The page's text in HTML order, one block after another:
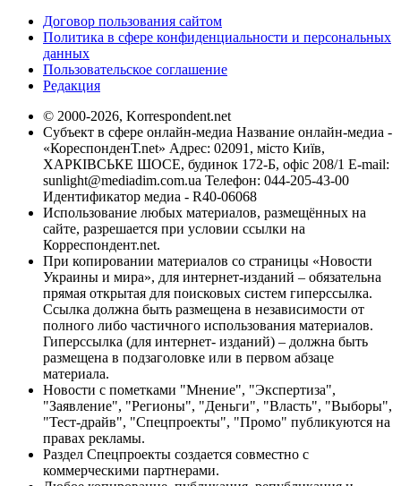
Договор пользования сайтом
Политика в сфере конфиденциальности и персональных
данных
Пользовательское соглашение
Редакция
© 2000-2026, Korrespondent.net
Субъект в сфере онлайн-медиа Название онлайн-медиа -
«КореспонденТ.net» Адрес: 02091, місто Київ,
ХАРКІВСЬКЕ ШОСЕ, будинок 172-Б, офіс 208/1 E-mail:
sunlight@mediadim.com.ua Телефон: 044-205-43-00
Идентификатор медиа - R40-06068
Использование любых материалов, размещённых на
сайте, разрешается при условии ссылки на
Корреспондент.net.
При копировании материалов со страницы «Новости
Украины и мира», для интернет-изданий – обязательна
прямая открытая для поисковых систем гиперссылка.
Ссылка должна быть размещена в независимости от
полного либо частичного использования материалов.
Гиперссылка (для интернет- изданий) – должна быть
размещена в подзаголовке или в первом абзаце
материала.
Новости с пометками "Мнение", "Экспертиза",
"Заявление", "Регионы", "Деньги", "Власть", "Выборы",
"Тест-драйв", "Спецпроекты", "Промо" публикуются на
правах рекламы.
Раздел Спецпроекты создается совместно с
коммерческими партнерами.